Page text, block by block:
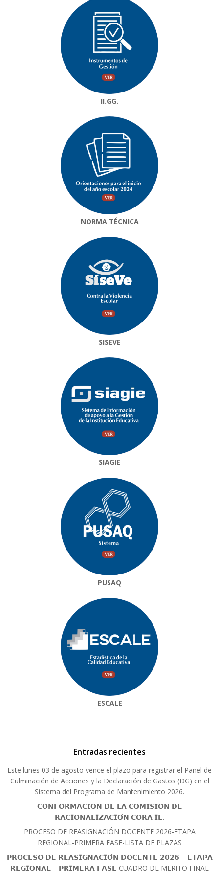
II.GG.
NORMA TÉCNICA
SISEVE
SIAGIE
PUSAQ
ESCALE
Entradas recientes
Este lunes 03 de agosto vence el plazo para registrar el Panel de
Culminación de Acciones y la Declaración de Gastos (DG) en el
Sistema del Programa de Mantenimiento 2026.
𝗖𝗢𝗡𝗙𝗢𝗥𝗠𝗔𝗖𝗜𝗢́𝗡 𝗗𝗘 𝗟𝗔 𝗖𝗢𝗠𝗜𝗦𝗜𝗢́𝗡 𝗗𝗘
𝗥𝗔𝗖𝗜𝗢𝗡𝗔𝗟𝗜𝗭𝗔𝗖𝗜𝗢́𝗡 𝗖𝗢𝗥𝗔 𝗜𝗘.
PROCESO DE REASIGNACIÓN DOCENTE 2026-ETAPA
REGIONAL-PRIMERA FASE-LISTA DE PLAZAS
𝗣𝗥𝗢𝗖𝗘𝗦𝗢 𝗗𝗘 𝗥𝗘𝗔𝗦𝗜𝗚𝗡𝗔𝗖𝗜𝗢́𝗡 𝗗𝗢𝗖𝗘𝗡𝗧𝗘 𝟮𝟬𝟮𝟲 – 𝗘𝗧𝗔𝗣𝗔
𝗥𝗘𝗚𝗜𝗢𝗡𝗔𝗟 – 𝗣𝗥𝗜𝗠𝗘𝗥𝗔 𝗙𝗔𝗦𝗘 CUADRO DE MERITO FINAL